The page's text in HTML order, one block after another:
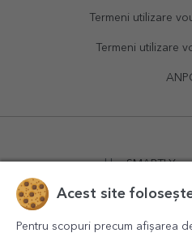
Termeni utilizare
Termeni utilizare
powered by
Acest site
Pentru scopuri precum afișarea